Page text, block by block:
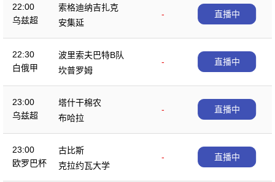
22:00
乌兹超
索格迪纳吉扎克
-
安集延
直播中
22:30
白俄甲
波里索夫巴特B队
-
坎普罗姆
直播中
23:00
乌兹超
塔什干棉农
-
布哈拉
直播中
23:00
欧罗巴杯
古比斯
-
克拉约瓦大学
直播中